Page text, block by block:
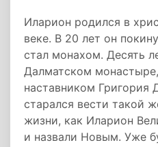
Иларион родился в
веке. В 20 лет он
стал монахом. Десять
Далматском
наставником Григория
старался вести такой
жизни, как Иларион
и назвали Новым. Уже